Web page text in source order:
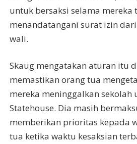
untuk bersaksi selama mereka
menandatangani surat izin
wali.
Skaug mengatakan aturan itu
memastikan orang tua
mereka meninggalkan sekolah
Statehouse. Dia masih
memberikan prioritas kepada
tua ketika waktu kesaksian